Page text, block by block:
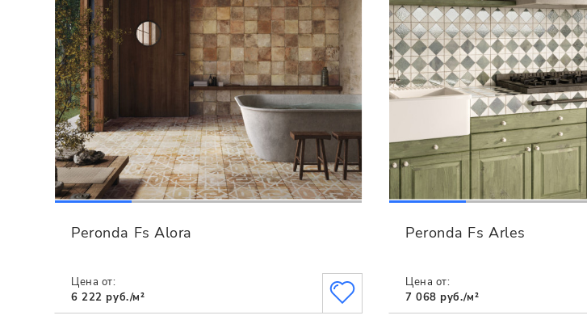
Peronda Fs Alora
Цена от:
6 222 руб./м²
Peronda Fs Arles
Цена от:
7 068 руб./м²